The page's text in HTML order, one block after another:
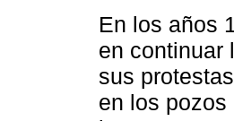
En los años
en continuar
sus
en los